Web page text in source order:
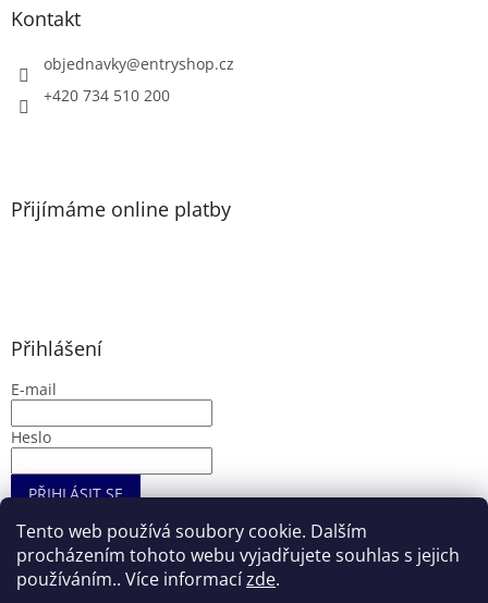
Tento web používá soubory cookie. Dalším
procházením tohoto webu vyjadřujete souhlas s jejich
používáním.. Více informacízde.
Kontakt
objednavky@entryshop.cz
+420 734 510 200
Přijímáme online platby
Přihlášení
E-mail
Heslo
PŘIHLÁSIT SE
Nová registraceZapomenuté heslo